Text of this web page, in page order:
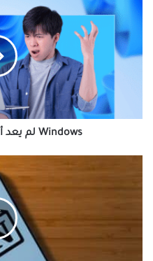
أفضل
نظام
Windows لم يعد أفضل نظام تشغيل